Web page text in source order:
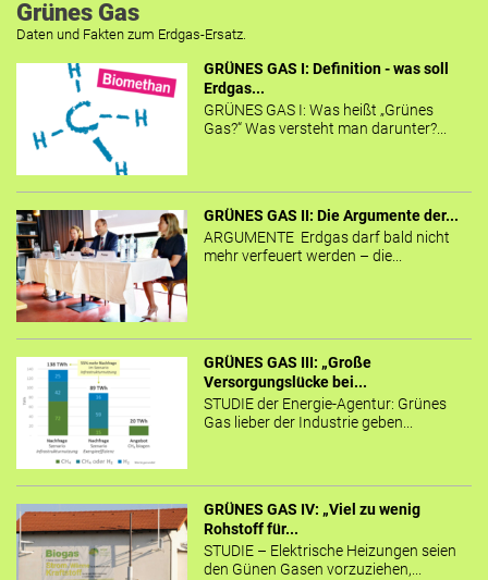
Grünes Gas
Daten und Fakten zum Erdgas-Ersatz.
GRÜNES GAS I: Definition - was soll
Erdgas...
GRÜNES GAS I: Was heißt „Grünes
Gas?“ Was versteht man darunter?...
GRÜNES GAS II: Die Argumente der...
ARGUMENTE Erdgas darf bald nicht
mehr verfeuert werden – die...
GRÜNES GAS III: „Große
Versorgungslücke bei...
STUDIE der Energie-Agentur: Grünes
Gas lieber der Industrie geben...
GRÜNES GAS IV: „Viel zu wenig
Rohstoff für...
STUDIE – Elektrische Heizungen seien
den Günen Gasen vorzuziehen,...